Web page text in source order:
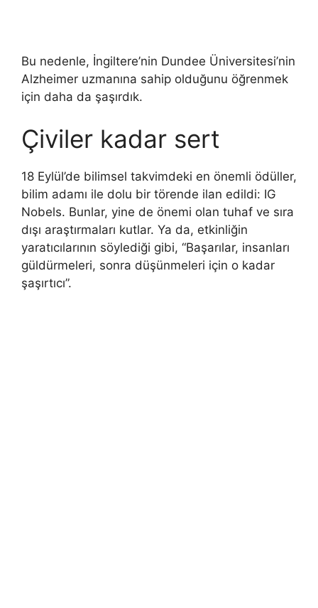
Bu nedenle, İngiltere’nin Dundee Üniversitesi’nin
Alzheimer uzmanına sahip olduğunu öğrenmek
için daha da şaşırdık.
Çiviler kadar sert
18 Eylül’de bilimsel takvimdeki en önemli ödüller,
bilim adamı ile dolu bir törende ilan edildi: IG
Nobels. Bunlar, yine de önemi olan tuhaf ve sıra
dışı araştırmaları kutlar. Ya da, etkinliğin
yaratıcılarının söylediği gibi, “Başarılar, insanları
güldürmeleri, sonra düşünmeleri için o kadar
şaşırtıcı”.